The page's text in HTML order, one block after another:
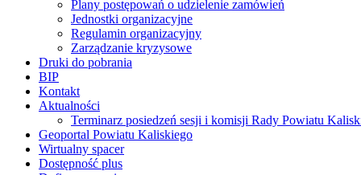
Plany postępowań o udzielenie zamówień
Jednostki organizacyjne
Regulamin organizacyjny
Zarządzanie kryzysowe
Druki do pobrania
BIP
Kontakt
Aktualności
Terminarz posiedzeń sesji i komisji Rady Powiatu
Geoportal Powiatu Kaliskiego
Wirtualny spacer
Dostępność plus